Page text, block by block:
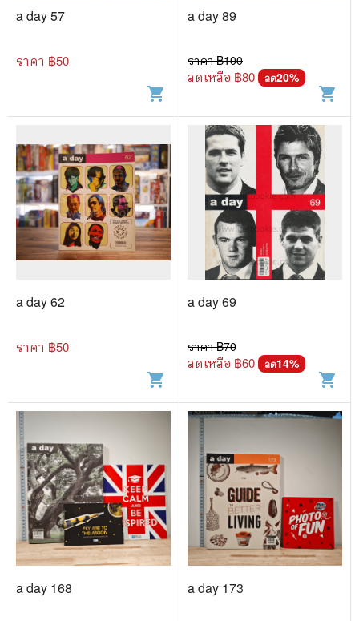
a day 57
ราคา ฿50
shopping_cart
a day 89
ราคา ฿100
ลดเหลือ ฿80 ลด20%
shopping_cart
a day 62
ราคา ฿50
shopping_cart
a day 69
ราคา ฿70
ลดเหลือ ฿60 ลด14%
shopping_cart
a day 168 a day 173